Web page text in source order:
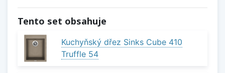
Tento set obsahuje
Kuchyňský dřez Sinks Cube 410
Truffle 54